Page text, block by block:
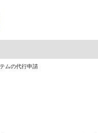
ムの代行申請
1 建設キャリアアップシ